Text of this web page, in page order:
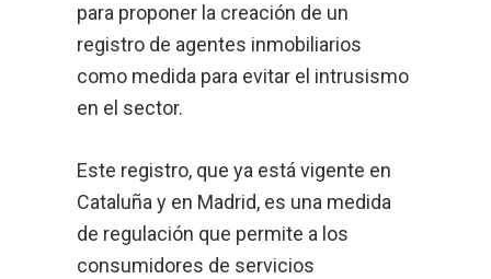
para proponer la creación de un
registro de agentes inmobiliarios
como medida para evitar el intrusismo
en el sector.
Este registro, que ya está vigente en
Cataluña y en Madrid, es una medida
de regulación que permite a los
consumidores de servicios